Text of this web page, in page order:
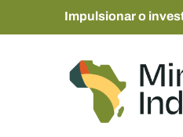
Impulsionar o